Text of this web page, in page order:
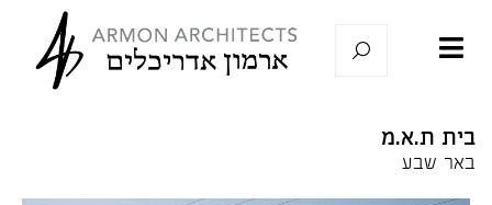
בית ת.א.מ
באר שבע